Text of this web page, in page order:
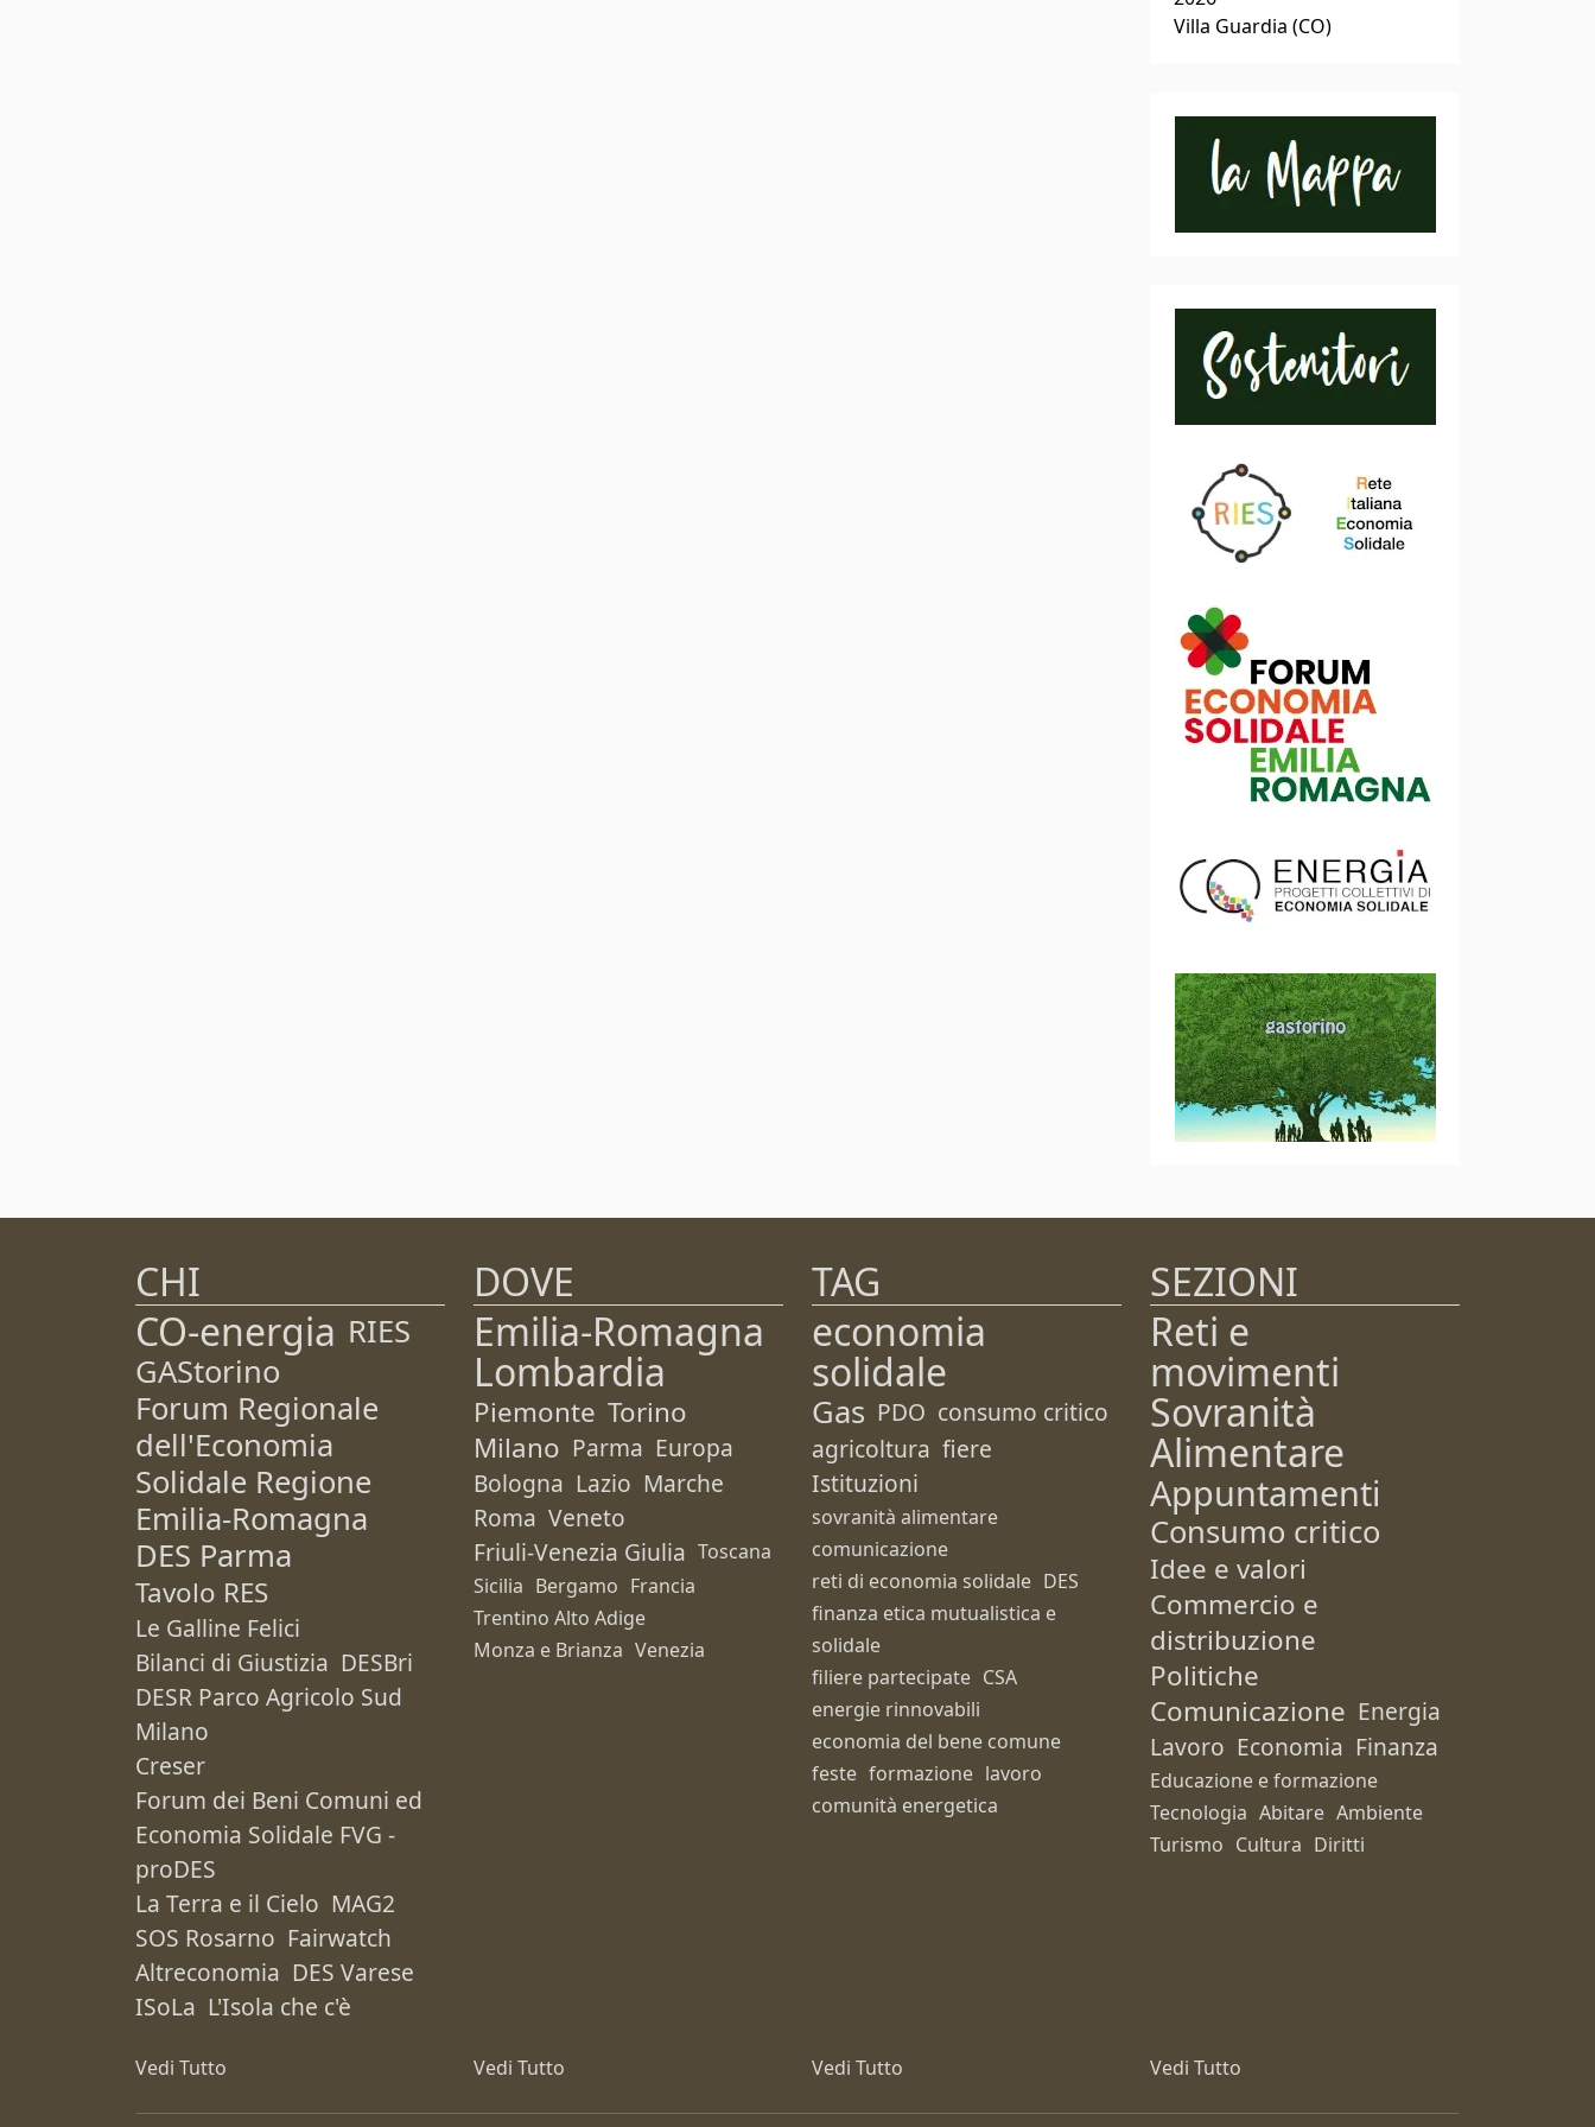
Villa Guardia (CO)
CHI
CO-energia RIES
GAStorino
Forum Regionale
dell'Economia
Solidale Regione
Emilia-Romagna
DES Parma
Tavolo RES
Le Galline Felici
Bilanci di Giustizia DESBri
DESR Parco Agricolo Sud
Milano
Creser
Forum dei Beni Comuni ed
Economia Solidale FVG -
proDES
La Terra e il Cielo MAG2
SOS Rosarno Fairwatch
Altreconomia DES Varese
ISoLa L'Isola che c'è
Vedi Tutto
DOVE
Emilia-Romagna
Lombardia
Piemonte Torino
Milano Parma Europa
Bologna Lazio Marche
Roma Veneto
Friuli-Venezia Giulia Toscana
Sicilia Bergamo Francia
Trentino Alto Adige
Monza e Brianza Venezia
Vedi Tutto
TAG
economia
solidale
Gas PDO consumo critico
agricoltura fiere
Istituzioni
sovranità alimentare
comunicazione
reti di economia solidale DES
finanza etica mutualistica e
solidale
filiere partecipate CSA
energie rinnovabili
economia del bene comune
feste formazione lavoro
comunità energetica
Vedi Tutto
SEZIONI
Reti e
movimenti
Sovranità
Alimentare
Appuntamenti
Consumo critico
Idee e valori
Commercio e
distribuzione
Politiche
Comunicazione Energia
Lavoro Economia Finanza
Educazione e formazione
Tecnologia Abitare Ambiente
Turismo Cultura Diritti
Vedi Tutto